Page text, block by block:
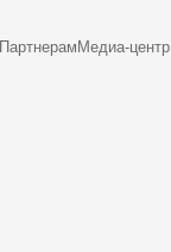
Партнерам Медиа-центр